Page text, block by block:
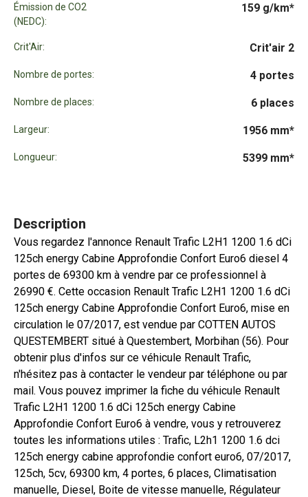
Émission de CO2
(NEDC):
159 g/km*
Crit'Air: Crit'air 2
Nombre de portes: 4 portes
Nombre de places: 6 places
Largeur: 1956 mm*
Longueur: 5399 mm*
Description
Vous regardez l'annonce Renault Trafic L2H1 1200 1.6 dCi
125ch energy Cabine Approfondie Confort Euro6 diesel 4
portes de 69300 km à vendre par ce professionnel à
26990 €. Cette occasion Renault Trafic L2H1 1200 1.6 dCi
125ch energy Cabine Approfondie Confort Euro6, mise en
circulation le 07/2017, est vendue par COTTEN AUTOS
QUESTEMBERT situé à Questembert, Morbihan (56). Pour
obtenir plus d'infos sur ce véhicule Renault Trafic,
n'hésitez pas à contacter le vendeur par téléphone ou par
mail. Vous pouvez imprimer la fiche du véhicule Renault
Trafic L2H1 1200 1.6 dCi 125ch energy Cabine
Approfondie Confort Euro6 à vendre, vous y retrouverez
toutes les informations utiles : Trafic, L2h1 1200 1.6 dci
125ch energy cabine approfondie confort euro6, 07/2017,
125ch, 5cv, 69300 km, 4 portes, 6 places, Climatisation
manuelle, Diesel, Boite de vitesse manuelle, Régulateur